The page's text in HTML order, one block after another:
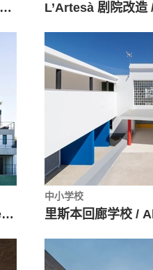
YMCA办公总部适应性改造 / Bora Architects + LEVER Architecture
高层复式公寓 Terrazas Tadeo / Taller Eduardo Audirac + Enrique Ramon Ríos
中小学校